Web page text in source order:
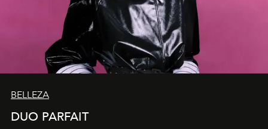
BELLEZA
DUO PARFAIT